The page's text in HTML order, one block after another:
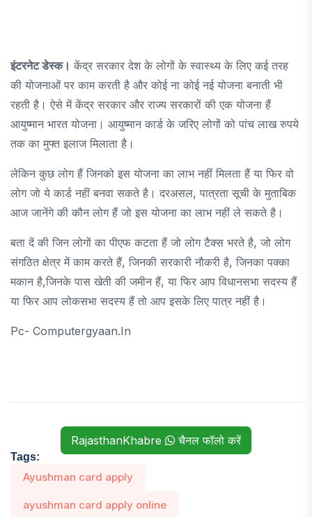
इंटरनेट डेस्क। केंद्र सरकार देश के लोगों के स्वास्थ्य के लिए कई तरह
की योजनाओं पर काम करती है और कोई ना कोई नई योजना बनाती भी
रहती है। ऐसे में केंद्र सरकार और राज्य सरकारों की एक योजना हैं
आयुष्मान भारत योजना। आयुष्मान कार्ड के जरिए लोगों को पांच लाख रुपये
तक का मुफ्त इलाज मिलाता है।
लेकिन कुछ लोग हैं जिनको इस योजना का लाभ नहीं मिलता हैं या फिर वो
लोग जो ये कार्ड नहीं बनवा सकते है। दरअसल, पात्रता सूची के मुताबिक
आज जानेंगे की कौन लोग हैं जो इस योजना का लाभ नहीं ले सकते है।
बता दें की जिन लोगों का पीएफ कटता हैं जो लोग टैक्स भरते है, जो लोग
संगठित क्षेत्र में काम करते हैं, जिनकी सरकारी नौकरी है, जिनका पक्का
मकान है,जिनके पास खेती की जमीन हैं, या फिर आप विधानसभा सदस्य हैं
या फिर आप लोकसभा सदस्य हैं तो आप इसके लिए पात्र नहीं है।
Pc- Computergyaan.in
RajasthanKhabre चैनल फॉलो करें
Tags:
Ayushman card apply
ayushman card apply online